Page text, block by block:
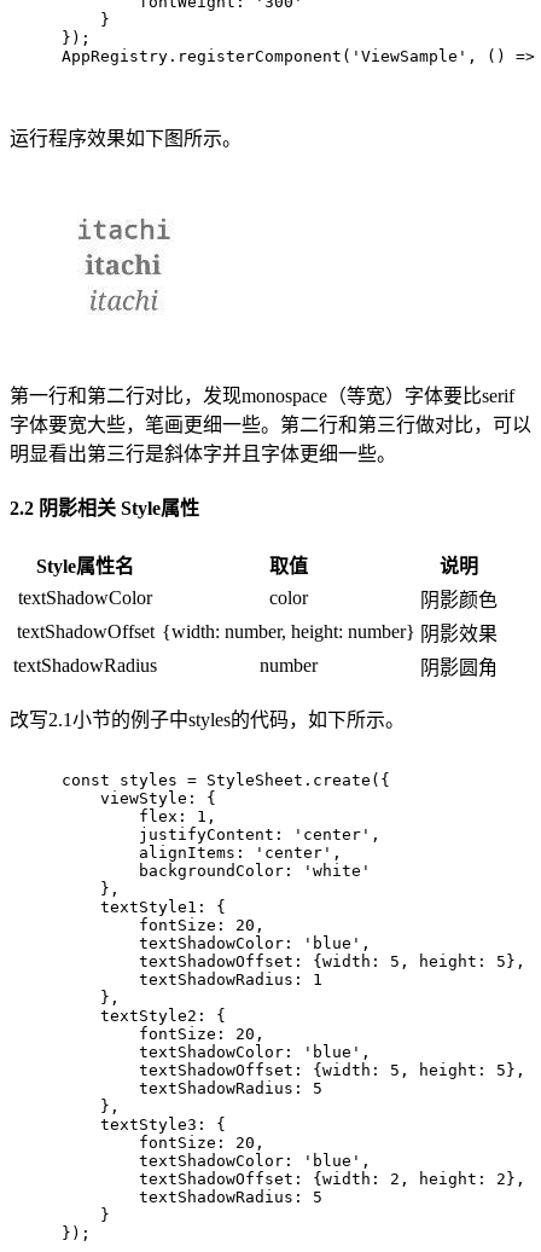
    }
});
AppRegistry.registerComponent( 'ViewSample' , () =>
运行程序效果如下图所示。
第一行和第二行对比，发现monospace（等宽）字体要比serif
字体要宽大些，笔画更细一些。第二行和第三行做对比，可以
明显看出第三行是斜体字并且字体更细一些。
2.2 阴影相关 Style属性
Style属性名 取值
说明
textShadowColor
color
阴影颜色
textShadowOffset {width: number, height: number} 阴影效果
textShadowRadius
number 阴影圆角
改写2.1小节的例子中styles的代码，如下所示。
const styles = StyleSheet.create({
    viewStyle: {
        flex:
1 ,
        justifyContent:
'center' ,
        alignItems:
'center' ,
        backgroundColor:
'white'
    },
    textStyle1: {
        fontSize:
20 ,
        textShadowColor:
'blue' ,
        textShadowOffset: {
width : 5 , height : 5 },
        textShadowRadius:
1
    },
    textStyle2: {
        fontSize:
20 ,
        textShadowColor:
'blue' ,
        textShadowOffset: {
width : 5 , height : 5 },
        textShadowRadius:
5
    },
    textStyle3: {
        fontSize:
20 ,
        textShadowColor:
'blue' ,
        textShadowOffset: {
width : 2 , height : 2 },
        textShadowRadius:
5
    }
});